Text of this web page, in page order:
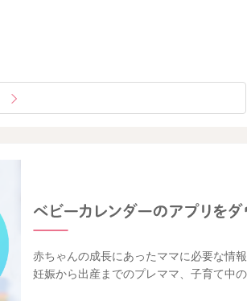
赤ちゃんの成長にあったママに必要な情報
妊娠から出産までのプレママ、子育て中